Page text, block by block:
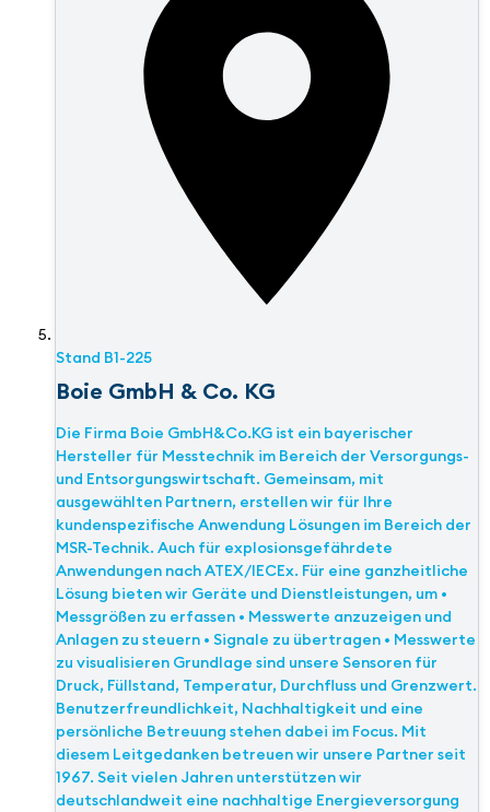
Stand B1-225
Boie GmbH & Co. KG
Die Firma Boie GmbH&Co.KG ist ein bayerischer
Hersteller für Messtechnik im Bereich der Versorgungs-
und Entsorgungswirtschaft. Gemeinsam, mit
ausgewählten Partnern, erstellen wir für Ihre
kundenspezifische Anwendung Lösungen im Bereich der
MSR-Technik. Auch für explosionsgefährdete
Anwendungen nach ATEX/IECEx. Für eine ganzheitliche
Lösung bieten wir Geräte und Dienstleistungen, um •
Messgrößen zu erfassen • Messwerte anzuzeigen und
Anlagen zu steuern • Signale zu übertragen • Messwerte
zu visualisieren Grundlage sind unsere Sensoren für
Druck, Füllstand, Temperatur, Durchfluss und Grenzwert.
Benutzerfreundlichkeit, Nachhaltigkeit und eine
persönliche Betreuung stehen dabei im Focus. Mit
diesem Leitgedanken betreuen wir unsere Partner seit
1967. Seit vielen Jahren unterstützen wir
deutschlandweit eine nachhaltige Energieversorgung